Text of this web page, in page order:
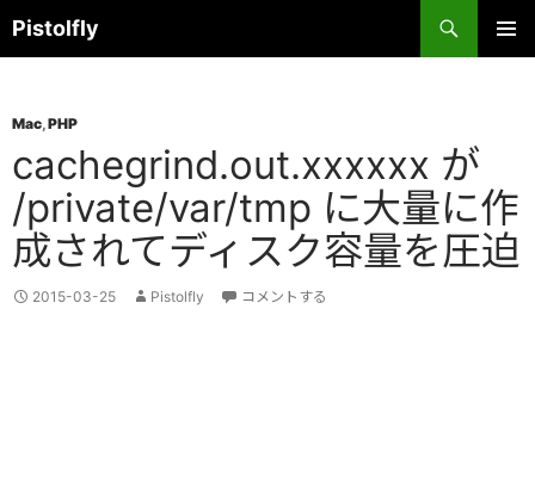
ン
ツ
へ
ス
キ
ッ
プ
Pistolfly
索
Mac,PHP
cachegrind.out.xxxxxx が
/private/var/tmp に大量に作
成されてディスク容量を圧迫
2015-03-25 Pistolfly コメントする